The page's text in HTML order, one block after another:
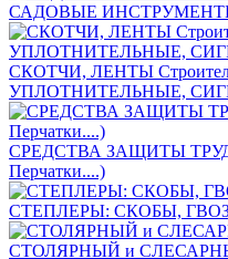
САДОВЫЕ
СКОТЧИ, ЛЕНТЫ
УПЛОТНИТЕЛЬНЫЕ,
СРЕДСТВА ЗАЩИТЫ
Перчатки....)
СТЕПЛЕРЫ: СКОБЫ,
СТОЛЯРНЫЙ и